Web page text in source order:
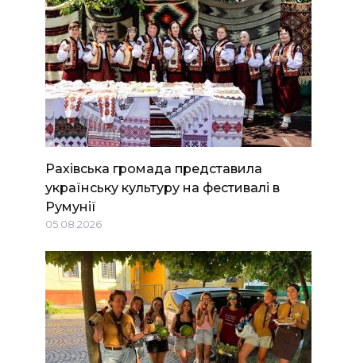
Рахівська громада представила
українську культуру на фестивалі в
Румунії
05.08.2026